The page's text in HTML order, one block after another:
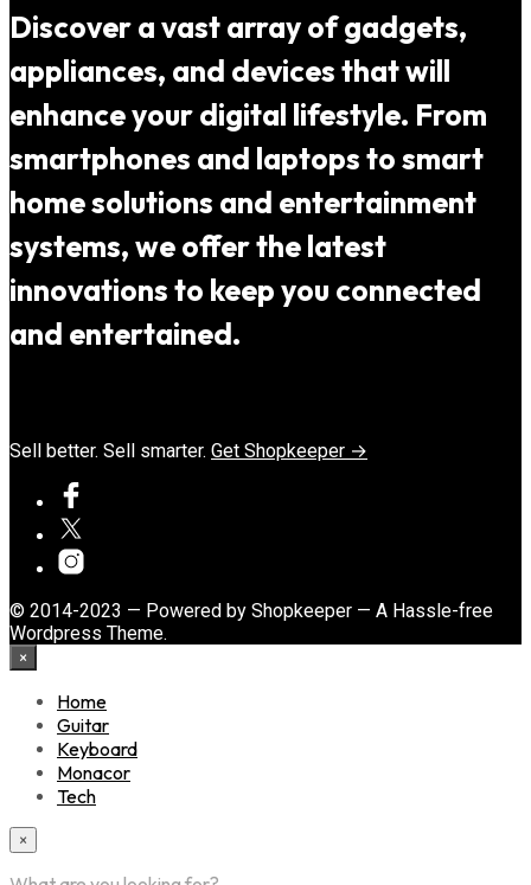
Discover a vast array of gadgets,
appliances, and devices that will
enhance your digital lifestyle. From
smartphones and laptops to smart
home solutions and entertainment
systems, we offer the latest
innovations to keep you connected
and entertained.
Sell better. Sell smarter. Get Shopkeeper →
© 2014-2023 — Powered by Shopkeeper — A Hassle-free
Wordpress Theme.
×
Home
Guitar
Keyboard
Monacor
Tech
×